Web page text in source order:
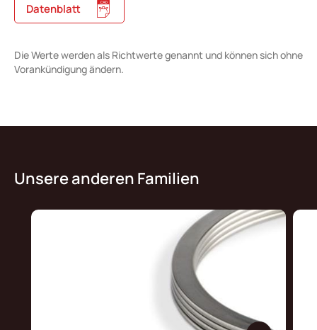
Datenblatt
Die Werte werden als Richtwerte genannt und können sich ohne
Vorankündigung ändern.
Unsere anderen Familien